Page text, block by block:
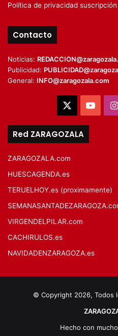
Política de privacidad
Contacto
Noticias:
Publicidad:
General: INFO@zaragozala.com
Red ZARAGOZALA
ZARAGOZALA.com
HUESCAGENDA.es
TERUELHOY.es (proximamente)
VIRGENDELPILAR.com
CACHIRULOS.es
NAVIDADENZARAGOZA.es
© Copyright 2026, Todos
Hecho con mucho